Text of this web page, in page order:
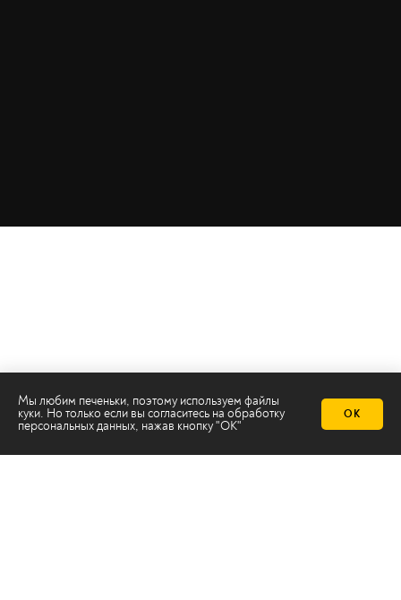
Мы любим печеньки, поэтому используем файлы
куки. Но только если вы согласитесь на обработку
персональных данных, нажав кнопку "ОК"
ОК